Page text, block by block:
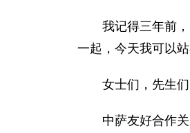
我记得三年前
一起，今天我可以
女士们，先生们
中萨友好合作